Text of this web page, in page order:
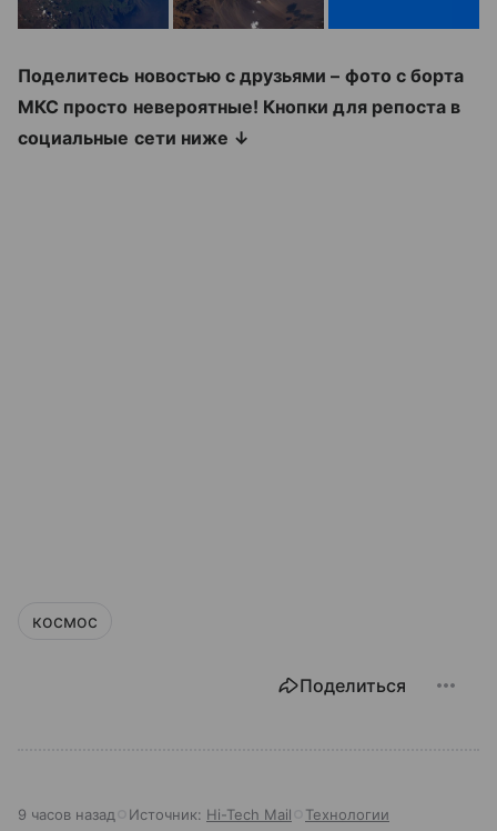
Поделитесь новостью с друзьями – фото с борта
МКС просто невероятные! Кнопки для репоста в
социальные сети ниже ↓
космос
Поделиться
9 часов назад Источник: Hi-Tech Mail Технологии